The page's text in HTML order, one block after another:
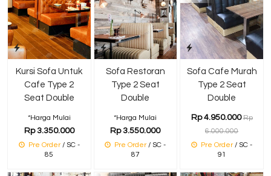
Kursi Sofa Untuk
Cafe Type 2
Seat Double
*Harga Mulai
Rp 3.350.000
Pre Order/ SC -
85
Sofa Restoran
Type 2 Seat
Double
*Harga Mulai
Rp 3.550.000
Pre Order/ SC -
87
Sofa Cafe Murah
Type 2 Seat
Double
Rp 4.950.000 Rp
6.000.000
Pre Order/ SC -
91